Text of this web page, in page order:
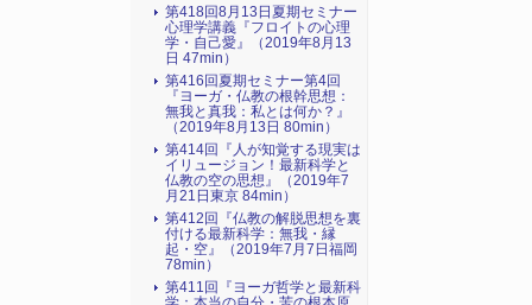
第418回8月13日夏期セミナー
心理学講義『フロイトの心理
学・自己愛』（2019年8月13
日 47min）
第416回夏期セミナー第4回
『ヨーガ・仏教の根幹思想：
無我と真我：私とは何か？』
（2019年8月13日 80min）
第414回『人が知覚する現実は
イリュージョン！最新科学と
仏教の空の思想』（2019年7
月21日東京 84min）
第412回『仏教の解脱思想を裏
付ける最新科学：無我・縁
起・空』（2019年7月7日福岡
78min）
第411回『ヨーガ哲学と最新科